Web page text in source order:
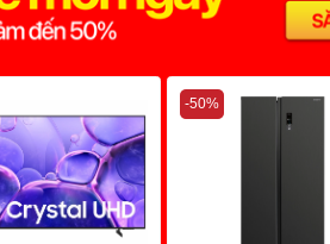
-50%